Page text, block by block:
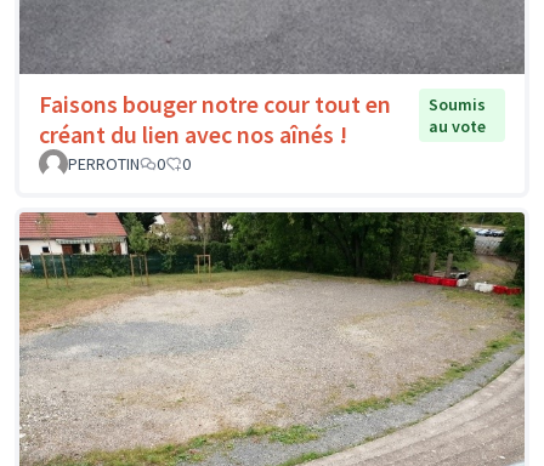
Faisons bouger notre cour tout en
créant du lien avec nos aînés !
Soumis
au vote
PERROTIN
0 0